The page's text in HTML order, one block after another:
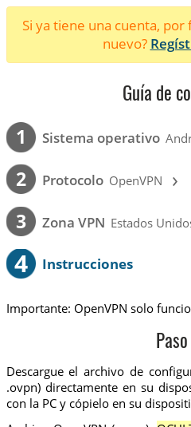
Si ya tiene una cuenta, por
nuevo?
Guía de
1 Sistema operativo
2 Protocolo OpenVPN ›
3 Zona VPN Estados
4 Instrucciones
Importante: OpenVPN solo
Paso 1
Descargue el archivo de
.ovpn) directamente en su
con la PC y cópielo en su